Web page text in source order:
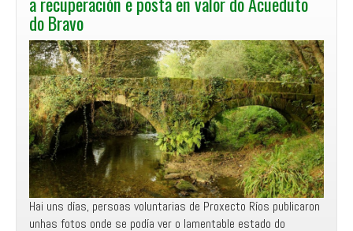
do Bravo
Hai uns días, persoas voluntarias de Proxecto Ríos publicaron
unhas fotos onde se podía ver o lamentable estado do